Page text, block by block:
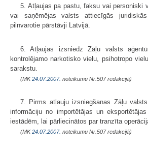
5. Atļaujas pa pastu, faksu vai personiski
vai saņēmējas valsts attiecīgās
pilnvarotie pārstāvji Latvijā.
6. Atļaujas izsniedz Zāļu valsts
kontrolējamo narkotisko vielu, psihotropo
sarakstu.
(MK24.07.2007. noteikumu Nr.507 redakcijā)
7. Pirms atļauju izsniegšanas Zāļu
infor­māciju no importētājas un
iestādēm, lai pārliecinātos par tranzīta
(MK24.07.2007. noteikumu Nr.507 redakcijā)